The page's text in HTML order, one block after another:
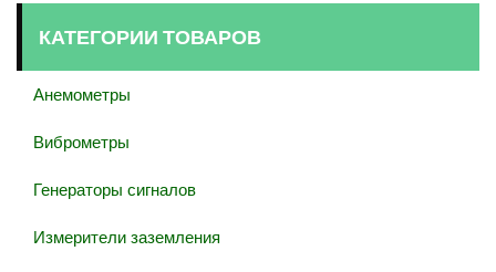
КАТЕГОРИИ ТОВАРОВ
Анемометры
Виброметры
Генераторы сигналов
Измерители заземления